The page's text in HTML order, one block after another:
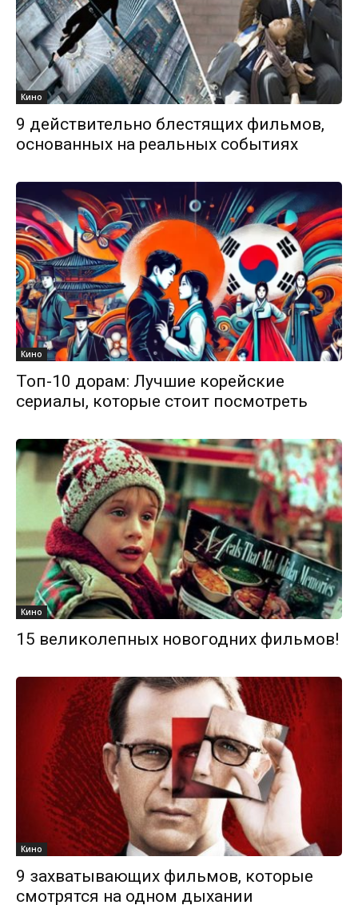
Кино
9 действительно блестящих фильмов,
основанных на реальных событиях
Кино
Топ-10 дорам: Лучшие корейские
сериалы, которые стоит посмотреть
Кино
15 великолепных новогодних фильмов!
Кино
9 захватывающих фильмов, которые
смотрятся на одном дыхании